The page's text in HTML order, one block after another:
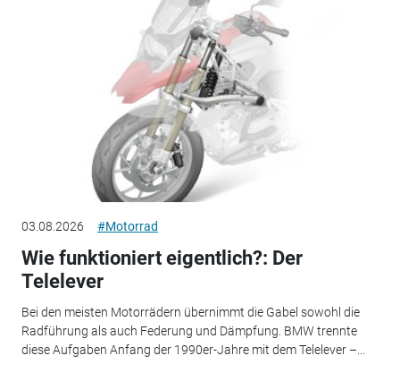
03.08.2026 #Motorrad
Wie funktioniert eigentlich?: Der
Telelever
Bei den meisten Motorrädern übernimmt die Gabel sowohl die
Radführung als auch Federung und Dämpfung. BMW trennte
diese Aufgaben Anfang der 1990er-Jahre mit dem Telelever –...